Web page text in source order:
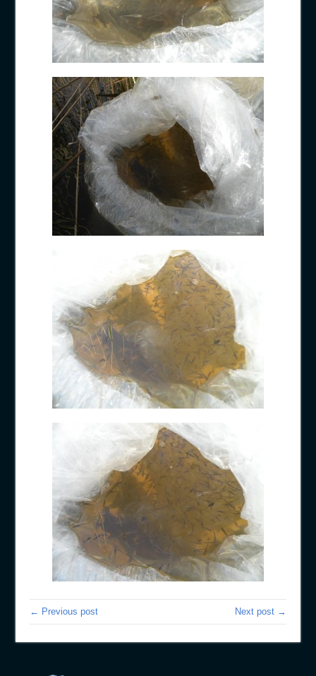
← Previous post Next post →